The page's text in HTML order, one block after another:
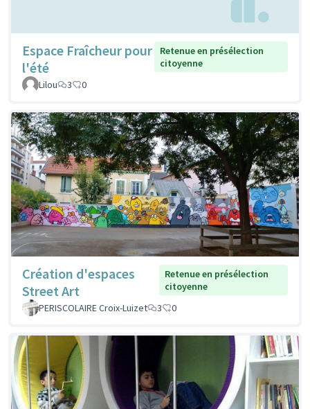
Espace Fraîcheur pour
l'été
Retenue en présélection
citoyenne
Lilou
3 0
Création d'espaces
Street Art
Retenue en présélection
citoyenne
PERISCOLAIRE Croix-Luizet
3 0